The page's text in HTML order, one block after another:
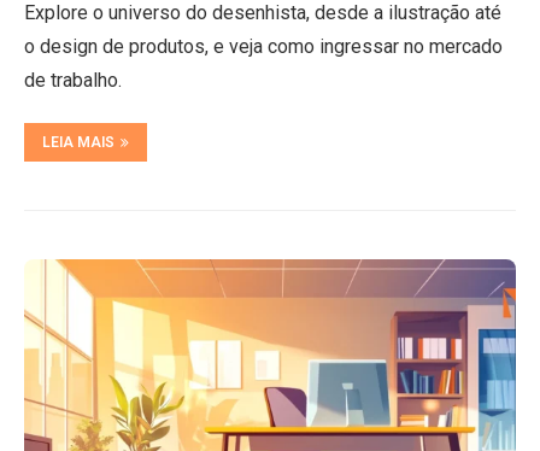
Explore o universo do desenhista, desde a ilustração até
o design de produtos, e veja como ingressar no mercado
de trabalho.
LEIA MAIS